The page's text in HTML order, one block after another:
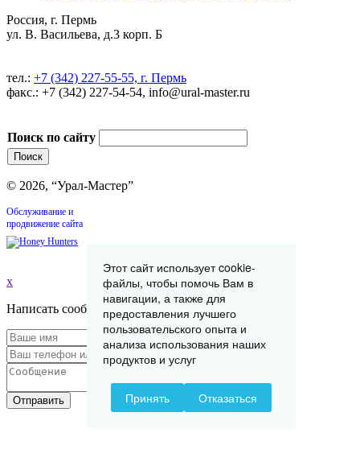
Россия, г. Пермь
ул. В. Васильева, д.3 корп. Б
тел.: +7 (342) 227-55-55, г. Пермь
факс.: +7 (342) 227-54-54, info@ural-master.ru
Поиск по сайту
© 2026, “Урал-Мастер”
Обслуживание и
продвижение сайта
x
Написать сообщение
Отправить
Этот сайт использует cookie-
файлы, чтобы помочь Вам в
навигации, а также для
предоставления лучшего
пользовательского опыта и
анализа использования наших
продуктов и услуг
Принять Отказаться